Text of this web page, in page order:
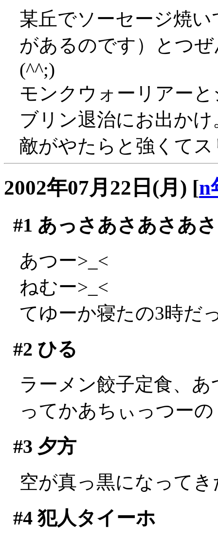
某丘でソーセージ焼
があるのです）とつ
(^^;)
モンクウォーリアー
ブリン退治にお出かけ
敵がやたらと強くて
2002年07月22日(月) [n
#1 あっさあさあさあさ
あつー>_<
ねむー>_<
てゆーか寝たの3時だ
#2 ひる
ラーメン餃子定食、
ってかあちぃっつー
#3 夕方
空が真っ黒になって
#4犯人タイーホ